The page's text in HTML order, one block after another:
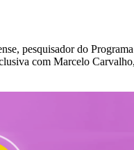
pesquisador do
com Marcelo